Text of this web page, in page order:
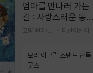
엄마를 만나러 가는
길 : 사랑스러운 동그
라미
다산어린이
모리 아크릴 스탠드 단독
굿즈